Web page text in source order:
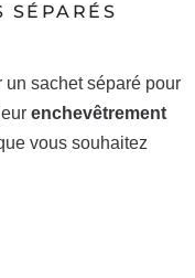
SÉPARÉS
sachet séparé pour
enchevêtrement
vous souhaitez